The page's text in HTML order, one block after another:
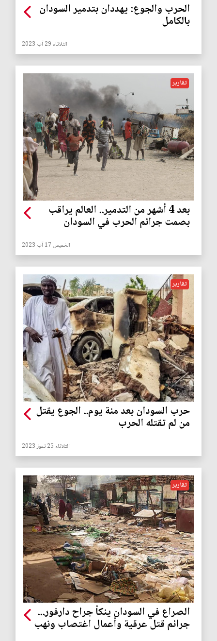
الحرب والجوع: يهددان بتدمير السودان
بالكامل
الثلاثاء 29 آب 2023
تقارير
بعد 4 أشهر من التدمير.. العالم يراقب
بصمت جرائم الحرب في السودان
الخميس 17 آب 2023
تقارير
حرب السودان بعد مئة يوم.. الجوع يقتل
من لم تقتله الحرب
الثلاثاء 25 تموز 2023
تقارير
الصراع في السودان ينكأ جراح دارفور...
جرائم قتل عرقية وأعمال اغتصاب ونهب